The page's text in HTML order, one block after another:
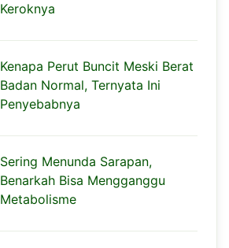
Keroknya
Kenapa Perut Buncit Meski Berat
Badan Normal, Ternyata Ini
Penyebabnya
Sering Menunda Sarapan,
Benarkah Bisa Mengganggu
Metabolisme